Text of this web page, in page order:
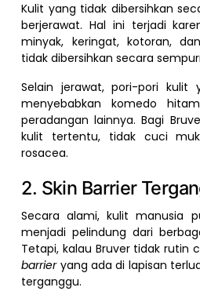
Kulit yang tidak dibersihkan
berjerawat. Hal ini terjadi
minyak, keringat, kotoran,
tidak dibersihkan secara
Selain jerawat, pori-pori kulit
menyebabkan komedo
peradangan lainnya. Bagi
kulit tertentu, tidak cuci
rosacea.
2. Skin Barrier
Secara alami, kulit manusia
menjadi pelindung dari
Tetapi, kalau Bruver tidak rutin
barrier yang ada di lapisan
terganggu.